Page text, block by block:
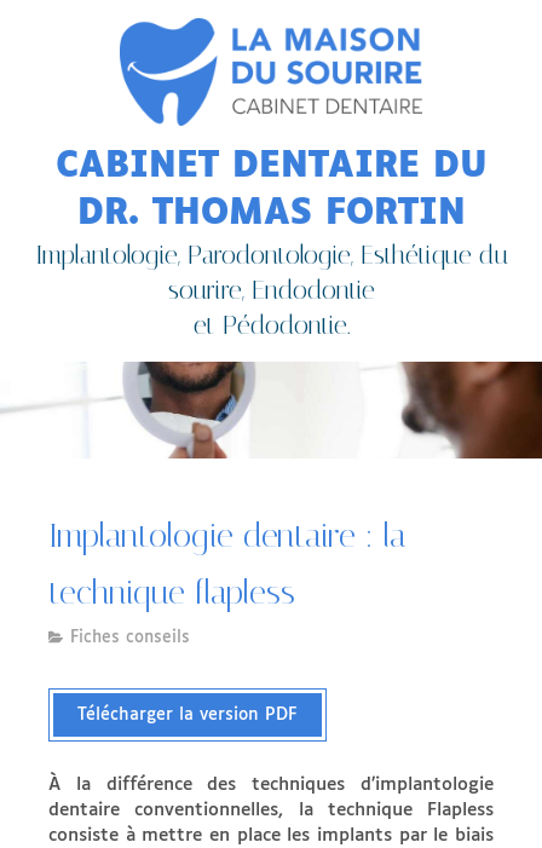
CABINET DENTAIRE DU
DR. THOMAS FORTIN
Implantologie, Parodontologie, Esthétique du
sourire, Endodontie
et Pédodontie.
Implantologie dentaire : la
technique flapless
Fiches conseils
Télécharger la version PDF
À la différence des techniques d’implantologie
dentaire conventionnelles, la technique Flapless
consiste à mettre en place les implants par le biais